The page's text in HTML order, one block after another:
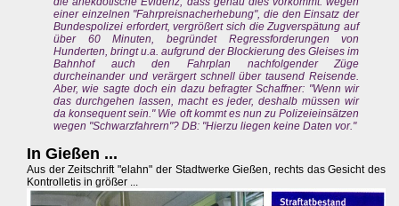
einer einzelnen "Fahrpreisnacherhebung", die den Einsatz der
Bundespolizei erfordert, vergrößert sich die Zugverspätung auf
über 60 Minuten, begründet Regressforderungen von
Hunderten, bringt u.a. aufgrund der Blockierung des Gleises im
Bahnhof auch den Fahrplan nachfolgender Züge
durcheinander und verärgert schnell über tausend Reisende.
Aber, wie sagte doch ein dazu befragter Schaffner: "Wenn wir
das durchgehen lassen, macht es jeder, deshalb müssen wir
da konsequent sein." Wie oft kommt es nun zu Polizeieinsätzen
wegen "Schwarzfahrern"? DB: "Hierzu liegen keine Daten vor."
In Gießen ...
Aus der Zeitschrift "elahn" der Stadtwerke Gießen, rechts das Gesicht des
Kontrolletis in größer ...